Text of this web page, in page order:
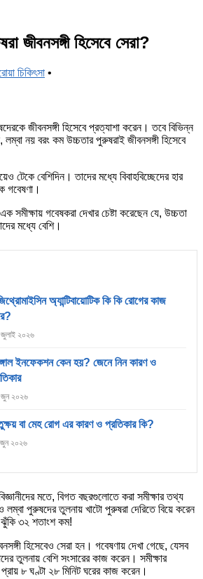
জীবনসঙ্গী হিসেবে সেরা?
চিকিৎসা •
জীবনসঙ্গী হিসেবে প্রত্যাশা করেন। তবে বিভিন্ন
নয় বরং কম উচ্চতার পুরুষরাই জীবনসঙ্গী হিসেবে
টেকে বেশিদিন। তাদের মধ্যে বিবাহবিচ্ছেদের হার
গবেষণা।
গবেষকরা দেখার চেষ্টা করেছেন যে, উচ্চতা
মধ্যে বেশি।
অ্যান্টিবায়োটিক কি কি রোগের কাজ
২০২৬
ইনফেকশন কেন হয়? জেনে নিন কারণ ও
২০২৬
বা মেহ রোগ এর কারণ ও প্রতিকার কি?
২০২৬
মতে, বিগত বছরগুলোতে করা সমীক্ষার তথ্য
লম্বা পুরুষদের তুলনায় খাটো পুরুষরা দেরিতে বিয়ে করেন
ঝুঁকি ৩২ শতাংশ কম!
হিসেবেও সেরা হন। গবেষণায় দেখা গেছে, যেসব
তুলনায় বেশি সংসারের কাজ করেন। সমীক্ষার
৮ ঘণ্টা ২৮ মিনিট ঘরের কাজ করেন।